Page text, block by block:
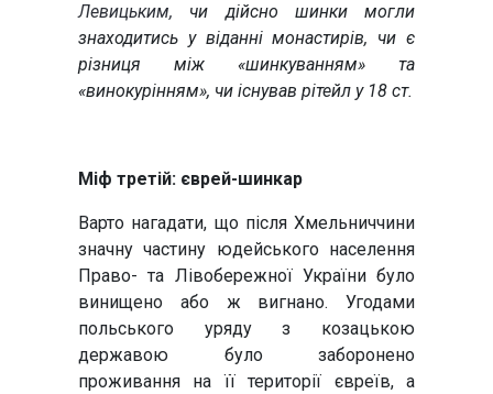
Левицьким, чи дійсно шинки могли
знаходитись у віданні монастирів, чи є
різниця між «шинкуванням» та
«винокурінням», чи існував рітейл у 18 ст.
Міф третій: єврей-шинкар
Варто нагадати, що після Хмельниччини
значну частину юдейського населення
Право- та Лівобережної України було
винищено або ж вигнано. Угодами
польського уряду з козацькою
державою було заборонено
проживання на її території євреїв, а